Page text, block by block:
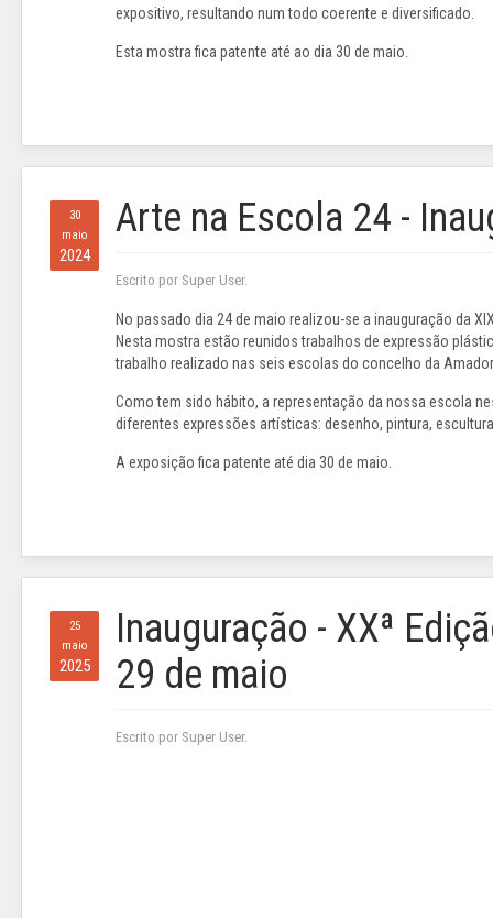
expositivo, resultando num todo coerente e diversificado.
Esta mostra fica patente até ao dia 30 de maio.
30
maio
2024
Arte na Escola 24 -
Escrito por Super User.
No passado dia 24 de maio realizou-se a inauguração da
Nesta mostra estão reunidos trabalhos de expressão
trabalho realizado nas seis escolas do concelho da
Como tem sido hábito, a representação da nossa escola
diferentes expressões artísticas: desenho, pintura,
A exposição fica patente até dia 30 de maio.
25
maio
2025
Inauguração - XXª
29 de maio
Escrito por Super User.